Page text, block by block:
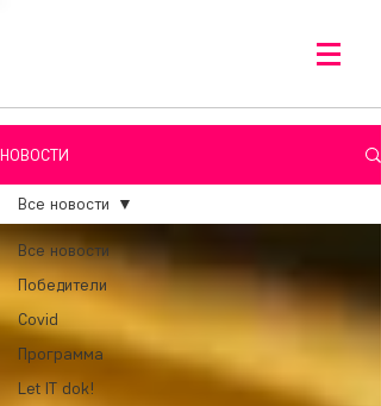
НОВОСТИ
Все новости
Победители
Covid
Программа
Let IT dok!
Все новости